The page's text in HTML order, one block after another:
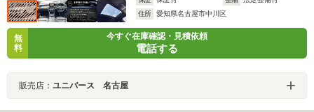
住所
愛知県名古屋市中川区
無
料
今すぐ在庫確認・見積依頼
電話する
販売店： ユニバース 名古屋